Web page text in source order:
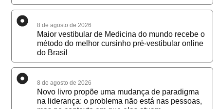
8 de agosto de 2026
Maior vestibular de Medicina do mundo recebe o
método do melhor cursinho pré-vestibular online
do Brasil
8 de agosto de 2026
Novo livro propõe uma mudança de paradigma
na liderança: o problema não está nas pessoas,